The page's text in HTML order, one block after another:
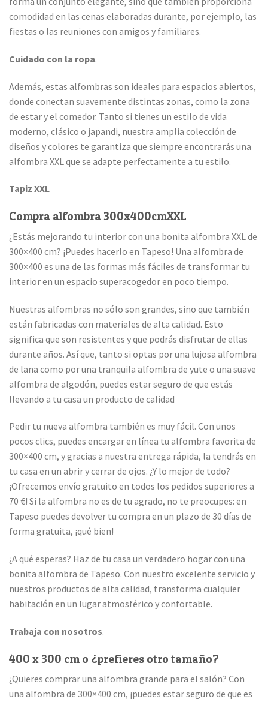
comodidad en las cenas elaboradas durante, por ejemplo, las
fiestas o las reuniones con amigos y familiares.
Cuidado con la ropa.
Además, estas alfombras son ideales para espacios abiertos,
donde conectan suavemente distintas zonas, como la zona
de estar y el comedor. Tanto si tienes un estilo de vida
moderno, clásico o japandi, nuestra amplia colección de
diseños y colores te garantiza que siempre encontrarás una
alfombra XXL que se adapte perfectamente a tu estilo.
Tapiz XXL
Compra alfombra 300x400cmXXL
¿Estás mejorando tu interior con una bonita alfombra XXL de
300×400 cm? ¡Puedes hacerlo en Tapeso! Una alfombra de
300×400 es una de las formas más fáciles de transformar tu
interior en un espacio superacogedor en poco tiempo.
Nuestras alfombras no sólo son grandes, sino que también
están fabricadas con materiales de alta calidad. Esto
significa que son resistentes y que podrás disfrutar de ellas
durante años. Así que, tanto si optas por una lujosa alfombra
de lana como por una tranquila alfombra de yute o una suave
alfombra de algodón, puedes estar seguro de que estás
llevando a tu casa un producto de calidad
Pedir tu nueva alfombra también es muy fácil. Con unos
pocos clics, puedes encargar en línea tu alfombra favorita de
300×400 cm, y gracias a nuestra entrega rápida, la tendrás en
tu casa en un abrir y cerrar de ojos. ¿Y lo mejor de todo?
¡Ofrecemos envío gratuito en todos los pedidos superiores a
70 €! Si la alfombra no es de tu agrado, no te preocupes: en
Tapeso puedes devolver tu compra en un plazo de 30 días de
forma gratuita, ¡qué bien!
¿A qué esperas? Haz de tu casa un verdadero hogar con una
bonita alfombra de Tapeso. Con nuestro excelente servicio y
nuestros productos de alta calidad, transforma cualquier
habitación en un lugar atmosférico y confortable.
Trabaja con nosotros.
400 x 300 cm o ¿prefieres otro tamaño?
¿Quieres comprar una alfombra grande para el salón? Con
una alfombra de 300×400 cm, ¡puedes estar seguro de que es